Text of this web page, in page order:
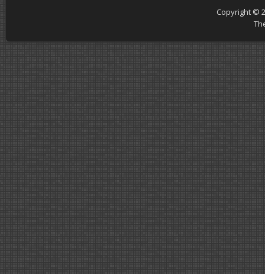
Copyright ©